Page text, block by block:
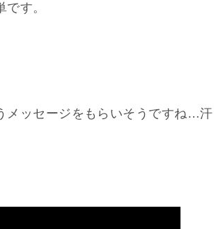
す。
メッセージをもらいそうですね…汗